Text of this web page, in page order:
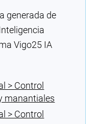
generada de
Vigo25 IA
> Control
manantiales
> Control